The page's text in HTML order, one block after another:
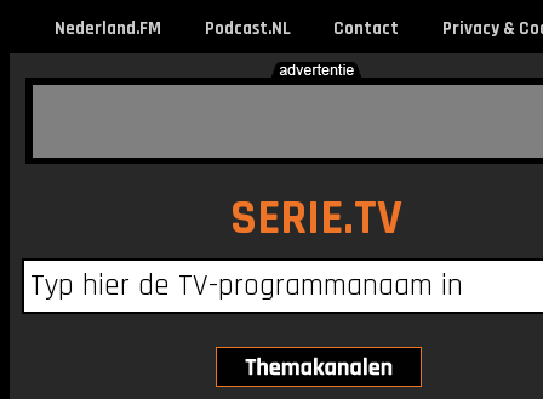
Nederland.FM Podcast.NL Contact Privacy &
SERIE.TV